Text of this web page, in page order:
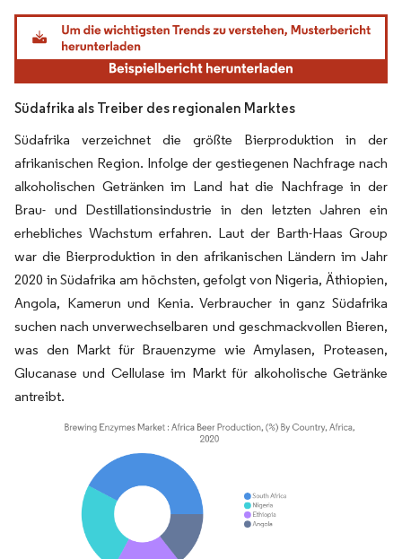
Bild © Mordor Intelligence. Wiederverwendung erfordert Namensnennung gemäß
Südafrika als Treiber des regionalen Marktes
Südafrika verzeichnet die größte Bierproduktion in der
afrikanischen Region. Infolge der gestiegenen Nachfrage nach
alkoholischen Getränken im Land hat die Nachfrage in der
Brau- und Destillationsindustrie in den letzten Jahren ein
erhebliches Wachstum erfahren. Laut der Barth-Haas Group
war die Bierproduktion in den afrikanischen Ländern im Jahr
2020 in Südafrika am höchsten, gefolgt von Nigeria, Äthiopien,
Angola, Kamerun und Kenia. Verbraucher in ganz Südafrika
suchen nach unverwechselbaren und geschmackvollen Bieren,
was den Markt für Brauenzyme wie Amylasen, Proteasen,
Glucanase und Cellulase im Markt für alkoholische Getränke
antreibt.